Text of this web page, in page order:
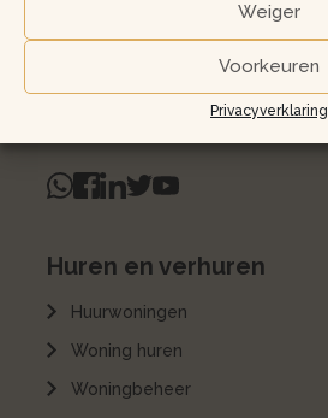
Weiger
Voorkeuren
Privacyverklaring
Spaarndammerstraat 43H
020 33 000 31
Huren en verhuren
Huurwoningen
Woning huren
Woningbeheer